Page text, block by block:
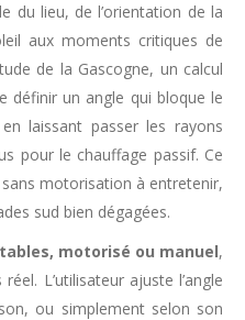
du lieu, de l’orientation de la
aux moments critiques de
de la Gascogne, un calcul
définir un angle qui bloque le
laissant passer les rayons
pour le chauffage passif. Ce
motorisation à entretenir,
sud bien dégagées.
motorisé ou manuel,
L’utilisateur ajuste l’angle
ou simplement selon son